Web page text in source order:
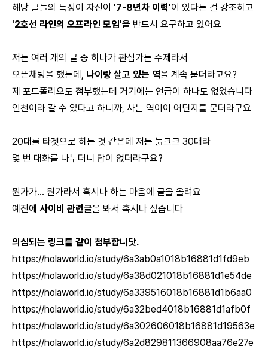
해당 글들의 특징이 자신이 '7-8년차 이력'이 있다는 걸 강조하고
'2호선 라인의 오프라인 모임'을 반드시 요구하고 있어요
저는 여러 개의 글 중 하나가 관심가는 주제라서
오픈채팅을 했는데, 나이랑 살고 있는 역을 계속 묻더라고요?
제 포트폴리오도 첨부했는데 거기에는 언급이 하나도 없었습니다
인천이라 갈 수 있다고 하니까, 사는 역이이 어딘지를 묻더라구요
20대를 타겟으로 하는 것 같은데 저는 늙크크 30대라
몇 번 대화를 나누더니 답이 없더라구요?
뭔가가... 뭔가라서 혹시나 하는 마음에 글을 올려요
예전에 사이비 관련글을 봐서 혹시나 싶습니다
의심되는 링크를 같이 첨부합니닷.
https://holaworld.io/study/6a3ab0a1018b16881d1fd9eb
https://holaworld.io/study/6a38d021018b16881d1e54de
https://holaworld.io/study/6a339516018b16881d1b6aa0
https://holaworld.io/study/6a32bed4018b16881d1afb0f
https://holaworld.io/study/6a302606018b16881d19563e
https://holaworld.io/study/6a2d829811366908aa76e27e